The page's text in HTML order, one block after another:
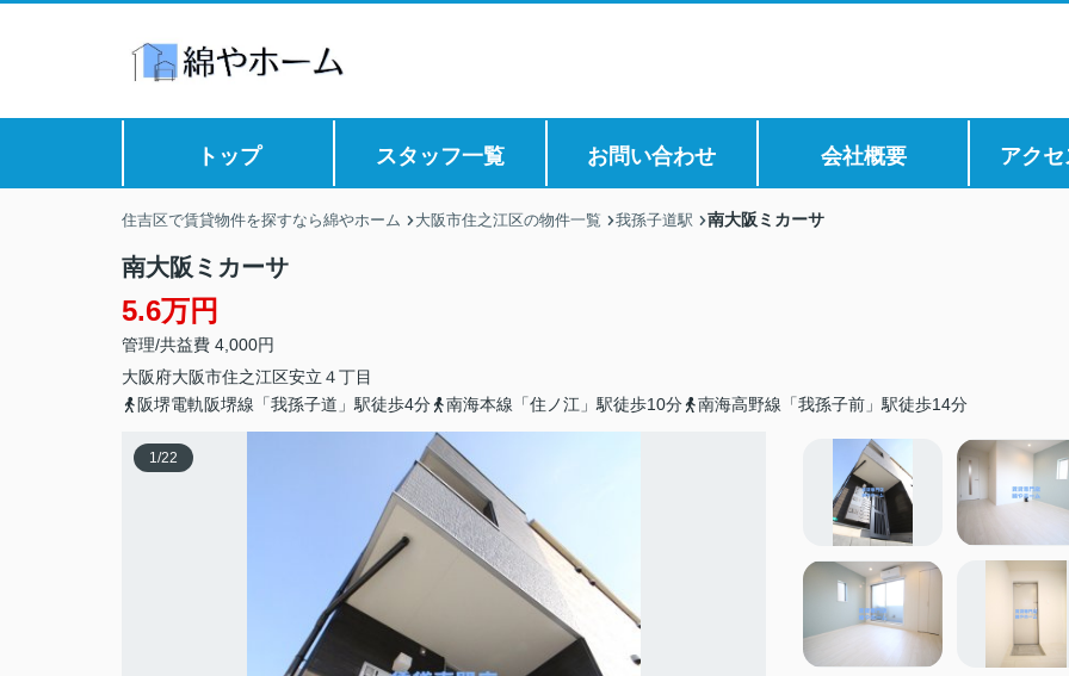
トップ スタッフ一覧 お問い合わせ 会社概要 アク
住吉区で賃貸物件を探すなら綿やホーム 大阪市住之江区の物件一覧 我孫子道駅 南大阪ミカーサ
南大阪ミカーサ
5.6万円
管理/共益費 4,000円
大阪府大阪市住之江区安立 ４丁目
阪堺電軌阪堺線「我孫子道」駅徒歩4分
南海本線「住ノ江」駅徒歩10分 南海高野線「我孫子前」駅徒歩14分
1/22